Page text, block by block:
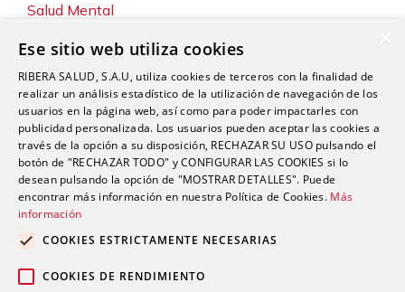
Salud Mental
Servicios
Sostenibilidad y Medio Ambiente
Tecnología
Traumatología y Cirugía Ortopédica
Unidad de Tráfico
Urgencias
Urología
Ese sitio web utiliza cookies
RIBERA SALUD, S.A.U, utiliza cookies de terceros con la finalidad de
realizar un análisis estadístico de la utilización de navegación de los
usuarios en la página web, así como para poder impactarles con
publicidad personalizada. Los usuarios pueden aceptar las cookies a
través de la opción a su disposición, RECHAZAR SU USO pulsando el
botón de "RECHAZAR TODO" y CONFIGURAR LAS COOKIES si lo
desean pulsando la opción de "MOSTRAR DETALLES". Puede
encontrar más información en nuestra Política de Cookies. Más
información
COOKIES ESTRICTAMENTE NECESARIAS
COOKIES DE RENDIMIENTO